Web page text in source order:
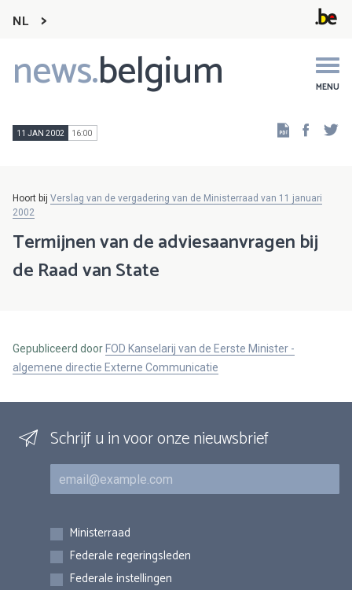
NL
news.belgium MENU
Main
navigation
11 JAN 2002 16:00
Hoort bij Verslag van de vergadering van de Ministerraad van 11 januari
2002
Termijnen van de adviesaanvragen bij
de Raad van State
Gepubliceerd door FOD Kanselarij van de Eerste Minister -
algemene directie Externe Communicatie
Schrijf u in voor onze nieuwsbrief
E-mail
Inschrijvingen
Ministerraad
Federale regeringsleden
Federale instellingen